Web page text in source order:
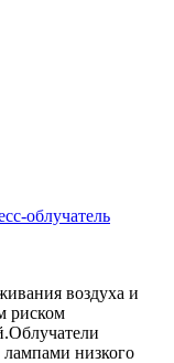
облучатель
воздуха и
риском
низкого